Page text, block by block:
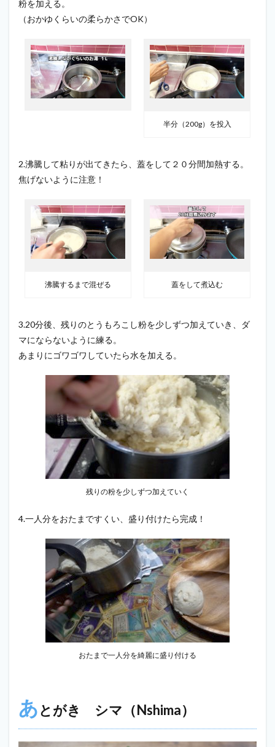
粉を加える。
（おかゆくらいの柔らかさでOK）
半分（200g）を投入
2.沸騰して粘りが出てきたら、蓋をして２０分間加熱する。
焦げないように注意！
沸騰するまで混ぜる 蓋をして煮込む
3.20分後、残りのとうもろこし粉を少しずつ加えていき、ダ
マにならないように練る。
あまりにゴワゴワしていたら水を加える。
残りの粉を少しずつ加えていく
4.一人分をおたまですくい、盛り付けたら完成！
おたまで一人分を綺麗に盛り付ける
あとがき シマ（Nshima）